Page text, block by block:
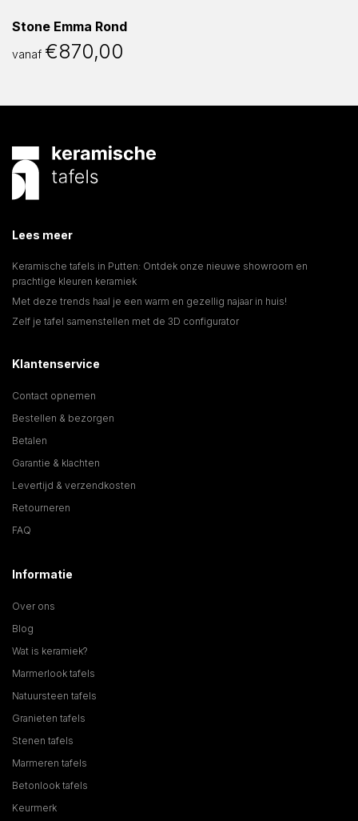
Stone Emma Rond
vanaf €870,00
Lees meer
Keramische tafels in Putten: Ontdek onze nieuwe showroom en
prachtige kleuren keramiek
Met deze trends haal je een warm en gezellig najaar in huis!
Zelf je tafel samenstellen met de 3D configurator
Klantenservice
Contact opnemen
Bestellen & bezorgen
Betalen
Garantie & klachten
Levertijd & verzendkosten
Retourneren
FAQ
Informatie
Over ons
Blog
Wat is keramiek?
Marmerlook tafels
Natuursteen tafels
Granieten tafels
Stenen tafels
Marmeren tafels
Betonlook tafels
Keurmerk